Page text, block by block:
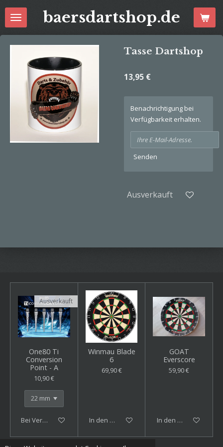
Zum
Hauptinhalt
baersdartshop.de
Tasse Dartshop
13,95 €
Benachrichtigung bei
Verfügbarkeit erhalten.
Senden
Ausverkauft
Ausverkauft
One80 Ti
Conversion
Point - A
10,90 €
Bei Verfügbarkeit benachrichtigen
Winmau Blade
6
69,90 €
In den Warenkorb
GOAT
Everscore
59,90 €
In den Warenkorb